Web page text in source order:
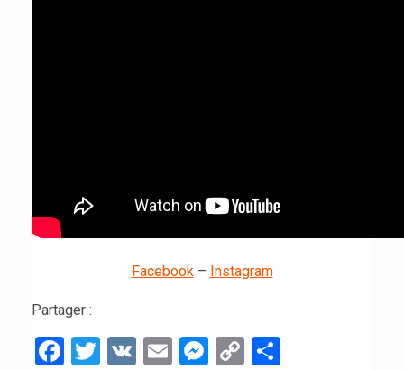
Facebook– Instagram
Partager :
Facebook
Twitter
VK EmailMessenger
Copy